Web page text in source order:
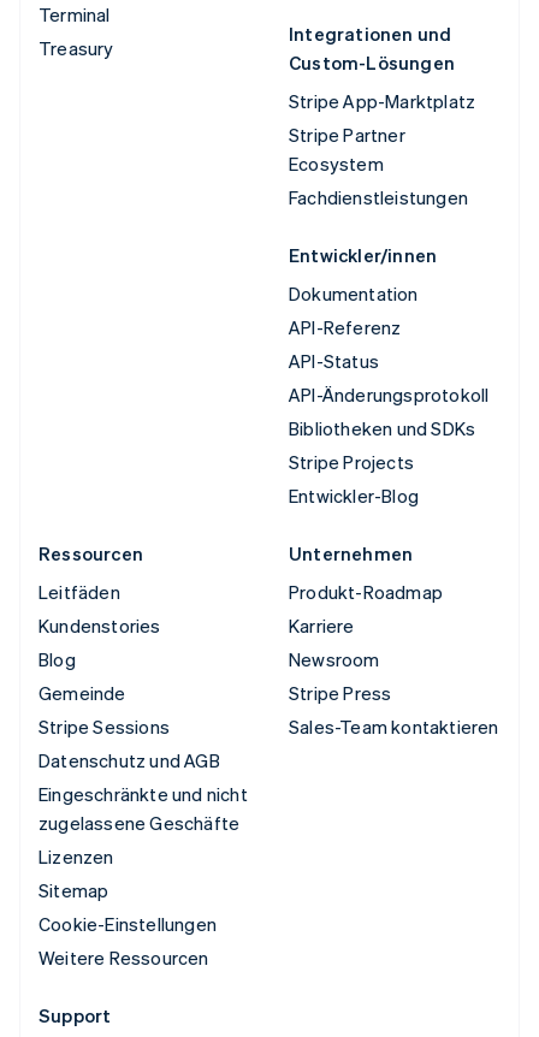
Terminal
Treasury
Integrationen und
Custom-Lösungen
Stripe App-Marktplatz
Stripe Partner
Ecosystem
Fachdienstleistungen
Entwickler/innen
Dokumentation
API-Referenz
API-Status
API-Änderungsprotokoll
Bibliotheken und SDKs
Stripe Projects
Entwickler-Blog
Ressourcen
Leitfäden
Kundenstories
Blog
Gemeinde
Stripe Sessions
Datenschutz und AGB
Eingeschränkte und nicht
zugelassene Geschäfte
Lizenzen
Sitemap
Cookie-Einstellungen
Weitere Ressourcen
Unternehmen
Produkt-Roadmap
Karriere
Newsroom
Stripe Press
Sales-Team kontaktieren
Support